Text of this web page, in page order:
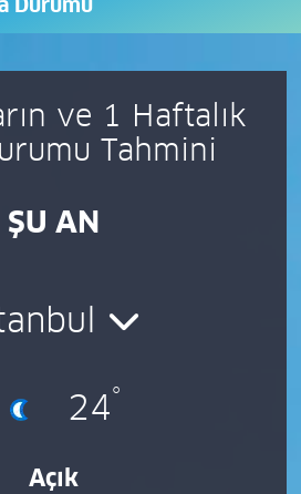
ve 1 Haftalık
Tahmini
ŞU AN
24°
Açık